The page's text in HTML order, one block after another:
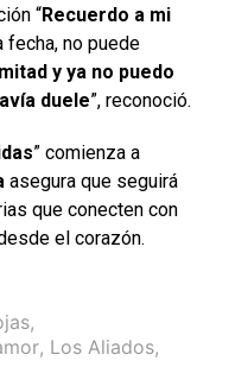
“Recuerdo a mi
fecha, no puede
y ya no puedo
duele”, reconoció.
” comienza a
asegura que seguirá
que conecten con
el corazón.
,
, Los Aliados,